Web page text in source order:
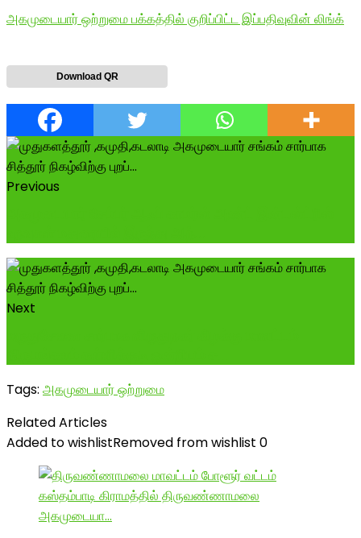
அகமுடையார் ஒற்றுமை பக்கத்தில் குறிப்பிட்ட இப்பதிவுவின் லிங்க்
Download QR
Previous
Next
Tags: அகமுடையார் ஒற்றுமை
Related Articles
Added to wishlistRemoved from wishlist 0